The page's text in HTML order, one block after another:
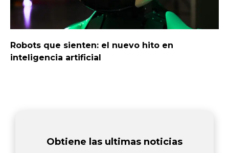
Robots que sienten: el nuevo hito en
inteligencia artificial
Obtiene las ultimas noticias